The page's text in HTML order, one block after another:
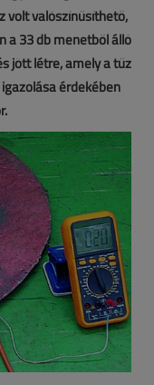
volt valószínűsíthető,
a 33 db menetből álló
jött létre, amely a tűz
érdekében